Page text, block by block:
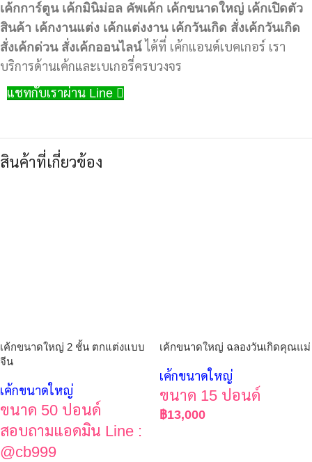
เค้กการ์ตูน เค้กมินิม่อล คัพเค้ก เค้กขนาดใหญ่ เค้กเปิดตัว
สินค้า เค้กงานแต่ง เค้กแต่งงาน เค้กวันเกิด สั่งเค้กวันเกิด
สั่งเค้กด่วน สั่งเค้กออนไลน์ได้ที่ เค้กแอนด์เบคเกอร์ เรา
บริการด้านเค้กและเบเกอรี่ครบวงจร
แชทกับเราผ่าน Line
สินค้าที่เกี่ยวข้อง
เค้กขนาดใหญ่ 2 ชั้น ตกแต่งแบบ
จีน
เค้กขนาดใหญ่
ขนาด 50 ปอนด์
สอบถามแอดมิน Line :
@cb999
เค้กขนาดใหญ่ ฉลองวันเกิดคุณแม่
เค้กขนาดใหญ่
ขนาด 15 ปอนด์
฿13,000